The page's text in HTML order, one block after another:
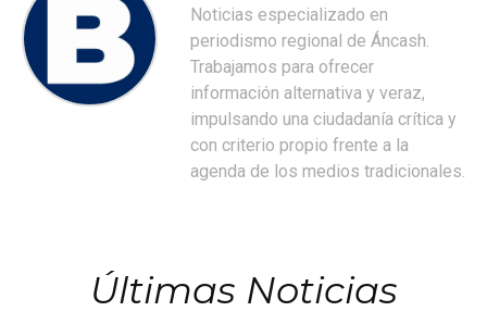
Noticias especializado en
periodismo regional de Áncash.
Trabajamos para ofrecer
información alternativa y veraz,
impulsando una ciudadanía crítica y
con criterio propio frente a la
agenda de los medios tradicionales.
Últimas Noticias